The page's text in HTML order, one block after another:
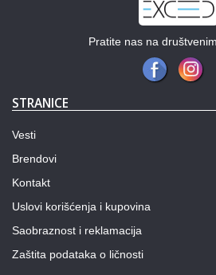
Pratite nas na
STRANICE
Vesti
Brendovi
Kontakt
Uslovi korišćenja i kupovina
Saobraznost i reklamacija
Zaštita podataka o ličnosti